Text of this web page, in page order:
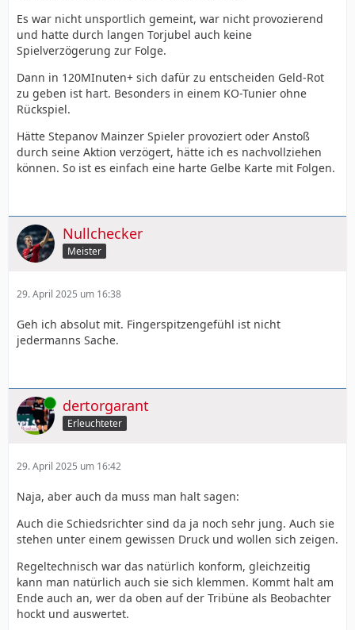
Es war nicht unsportlich gemeint, war nicht provozierend
und hatte durch langen Torjubel auch keine
Spielverzögerung zur Folge.
Dann in 120MInuten+ sich dafür zu entscheiden Geld-Rot
zu geben ist hart. Besonders in einem KO-Tunier ohne
Rückspiel.
Hätte Stepanov Mainzer Spieler provoziert oder Anstoß
durch seine Aktion verzögert, hätte ich es nachvollziehen
können. So ist es einfach eine harte Gelbe Karte mit Folgen.
Nullchecker
Meister
29. April 2025 um 16:38
Geh ich absolut mit. Fingerspitzengefühl ist nicht
jedermanns Sache.
Online dertorgarant
Erleuchteter
29. April 2025 um 16:42
Naja, aber auch da muss man halt sagen:
Auch die Schiedsrichter sind da ja noch sehr jung. Auch sie
stehen unter einem gewissen Druck und wollen sich zeigen.
Regeltechnisch war das natürlich konform, gleichzeitig
kann man natürlich auch sie sich klemmen. Kommt halt am
Ende auch an, wer da oben auf der Tribüne als Beobachter
hockt und auswertet.